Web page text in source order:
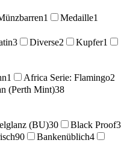
1 Medaille1
3 Diverse2 Kupfer1
1 Africa Serie: Flamingo2
(Perth Mint)38
(BU)30 Black Proof3
90 Bankenüblich4